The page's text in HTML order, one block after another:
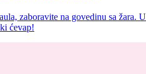
zaboravite na govedinu sa
ćevap!